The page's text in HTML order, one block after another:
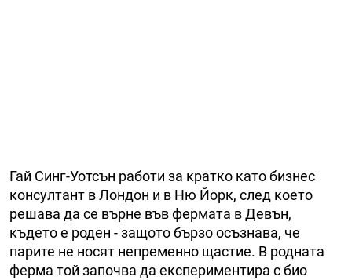
Гай Синг-Уотсън работи за кратко като бизнес
консултант в Лондон и в Ню Йорк, след което
решава да се върне във фермата в Девън,
където е роден - защото бързо осъзнава, че
парите не носят непременно щастие. В родната
ферма той започва да експериментира с био